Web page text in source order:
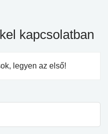
kapcsolatban
legyen az első!